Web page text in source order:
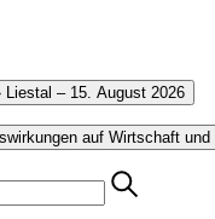
Liestal – 15. August 2026
auf Wirtschaft